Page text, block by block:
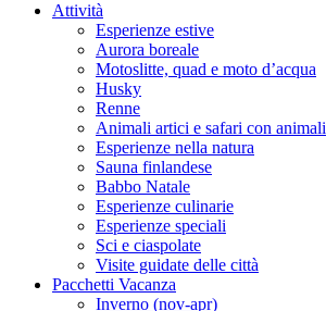
Attività
Esperienze estive
Aurora boreale
Motoslitte, quad e moto d’acqua
Husky
Renne
Animali artici e safari con animali
Esperienze nella natura
Sauna finlandese
Babbo Natale
Esperienze culinarie
Esperienze speciali
Sci e ciaspolate
Visite guidate delle città
Pacchetti Vacanza
Inverno (nov-apr)